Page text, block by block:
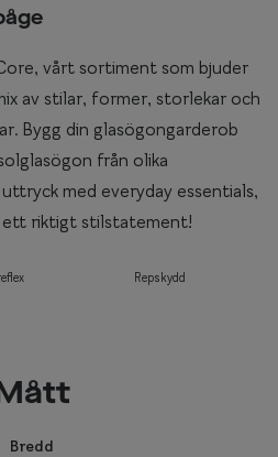
vårt sortiment som bjuder
av stilar, former, storlekar och
Bygg din glasögongarderob
från olika
med everyday essentials,
riktigt stilstatement!
Repskydd
Mått
Bredd